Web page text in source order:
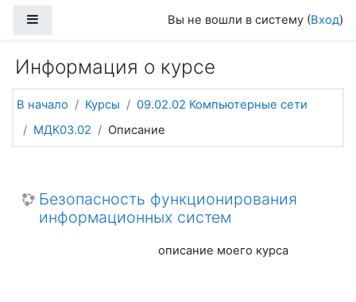
Вы не вошли в систему (Вход)
Информация о курсе
В начало Курсы
09.02.02 Компьютерные сети
МДК03.02
Описание
Безопасность функционирования
информационных систем
описание моего курса